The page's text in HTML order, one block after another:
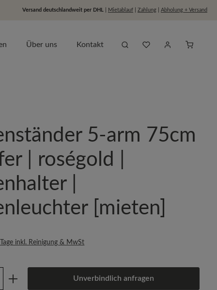
Versand deutschlandweit per DHL Mietablauf Zahlung Abholung + Versand
Über uns Kontakt
5-arm 75cm
| roségold |
|
[mieten]
inkl. Reinigung & MwSt
Gib den gewünschten Wert ein
Unverbindlich anfragen